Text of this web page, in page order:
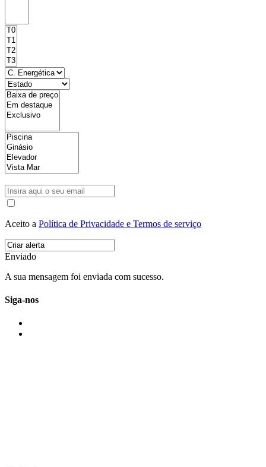
Aceito a Política de Privacidade e Termos de serviço
Enviado
A sua mensagem foi enviada com sucesso.
Siga-nos